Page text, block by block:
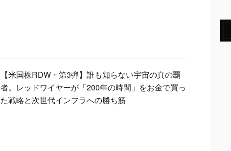
【米国株RDW・第3弾】誰も知らない宇宙の真の覇
者。レッドワイヤーが「200年の時間」をお金で買っ
た戦略と次世代インフラへの勝ち筋